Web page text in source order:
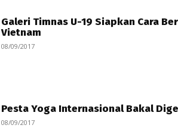
Galeri Timnas U-19 Siapkan Cara
Vietnam
08/09/2017
Pesta Yoga Internasional Bakal
08/09/2017